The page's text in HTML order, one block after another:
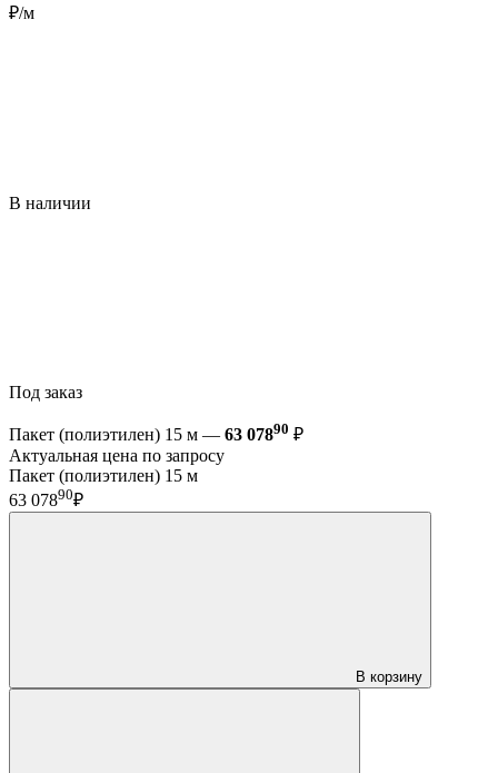
₽/м
В наличии
Под заказ
Пакет (полиэтилен) 15 м — 63 07890 ₽
Актуальная цена по запросу
Пакет (полиэтилен) 15 м
63 07890₽
В корзину